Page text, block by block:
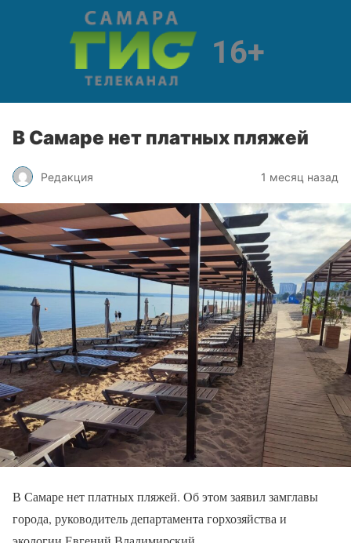
В Самаре нет платных пляжей
Редакция 1 месяц назад
В Самаре нет платных пляжей. Об этом заявил замглавы
города, руководитель департамента горхозяйства и